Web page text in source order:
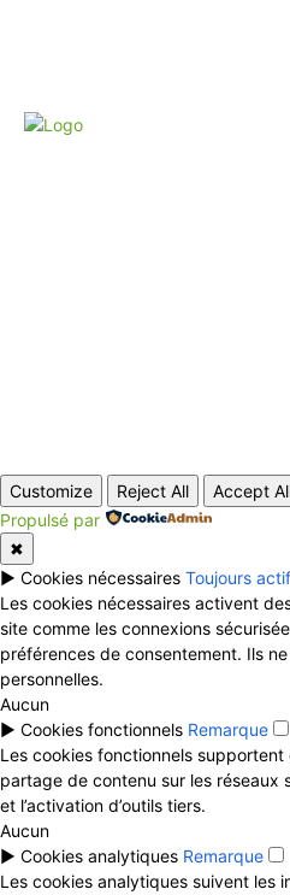
Customize Reject All
Accept
Propulsé par
✖
► Cookies nécessaires Toujours actif
Les cookies nécessaires activent
site comme les connexions
préférences de consentement. Ils
personnelles.
Aucun
► Cookies fonctionnels Remarque
Les cookies fonctionnels
partage de contenu sur les réseaux
et l’activation d’outils tiers.
Aucun
► Cookies analytiques Remarque
Les cookies analytiques suivent les